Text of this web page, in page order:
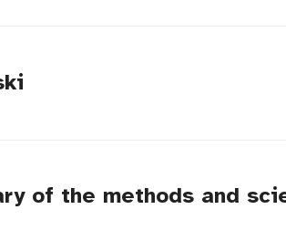
of the methods and